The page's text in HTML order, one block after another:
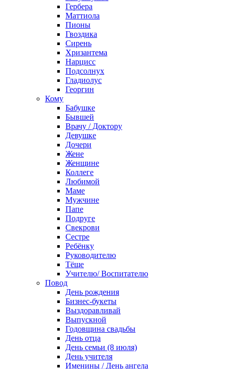
Гербера
Маттиола
Пионы
Гвоздика
Сирень
Хризантема
Нарцисс
Подсолнух
Гладиолус
Георгин
Кому
Бабушке
Бывшей
Врачу / Доктору
Девушке
Дочери
Жене
Женщине
Коллеге
Любимой
Маме
Мужчине
Папе
Подруге
Свекрови
Сестре
Ребёнку
Руководителю
Тёще
Учителю/ Воспитателю
Повод
День рождения
Бизнес-букеты
Выздоравливай
Выпускной
Годовщина свадьбы
День отца
День семьи (8 июля)
День учителя
Именины / День ангела